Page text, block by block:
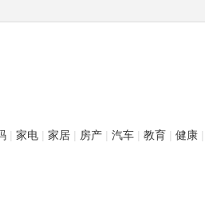
| 家电 | 家居 | 房产 | 汽车 | 教育 | 健康 |